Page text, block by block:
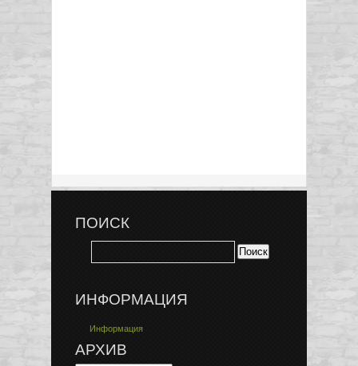
ПОИСК
ИНФОРМАЦИЯ
Информация
АРХИВ